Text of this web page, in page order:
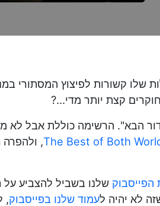
שלו קשורות לפיצוץ המסתורי
קצת יותר מדי...?
הבא". הרשימה כוללת אבל לא
The Best of Both, ולהפרה
הפייסבוק שלנו בשביל להצביע על
עמוד שלנו בפייסבוק,